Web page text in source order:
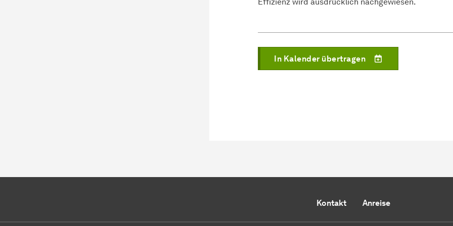
In Kalender übertragen
Kontakt Anreise